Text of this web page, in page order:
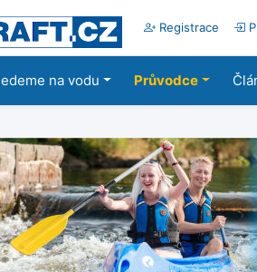
Registrace
na vodu Průvodce